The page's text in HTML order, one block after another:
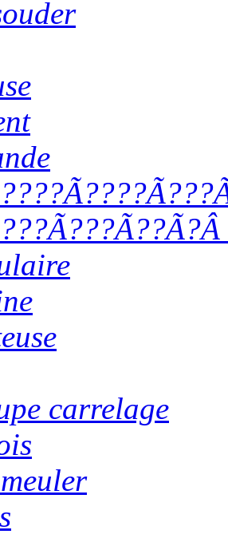
carrelage